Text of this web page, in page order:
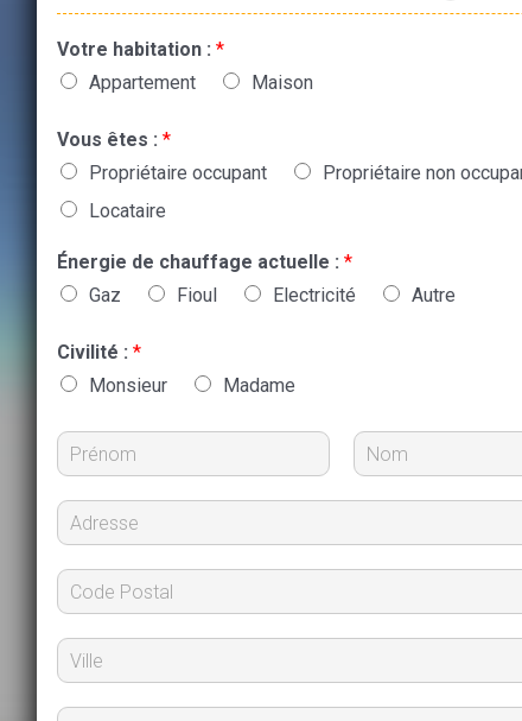
Votre habitation : *
Appartement
Maison
Vous êtes : *
Propriétaire occupant
Propriétaire non
Locataire
Énergie de chauffage actuelle : *
Gaz
Fioul Electricité Autre
Civilité : *
Monsieur
Madame